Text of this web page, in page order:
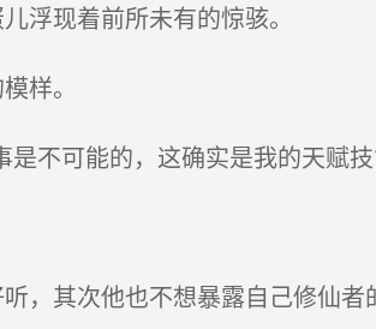
浮现着前所未有的惊骇。
样。
不可能的，这确实是我的天赋
，其次他也不想暴露自己修仙者